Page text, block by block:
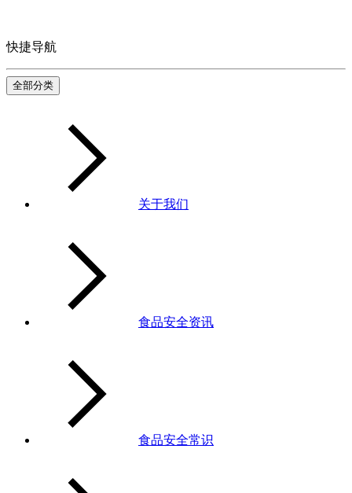
快捷导航
全部分类
关于我们
食品安全资讯
食品安全常识